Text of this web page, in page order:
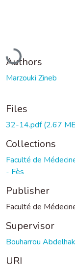
Loading...
Authors
Marzouki Zineb
Files
32-14.pdf(2.67
Collections
Faculté de
- Fès
Publisher
Faculté de
Supervisor
Bouharrou Abdelhak
URI